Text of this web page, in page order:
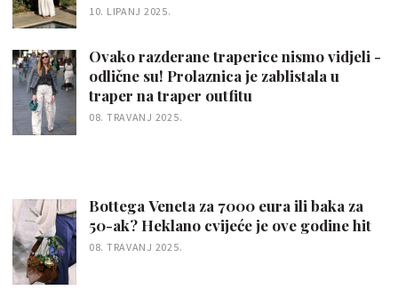
10. LIPANJ 2025.
Ovako razderane traperice nismo vidjeli -
odlične su! Prolaznica je zablistala u
traper na traper outfitu
08. TRAVANJ 2025.
Bottega Veneta za 7000 eura ili baka za
50-ak? Heklano cvijeće je ove godine hit
08. TRAVANJ 2025.